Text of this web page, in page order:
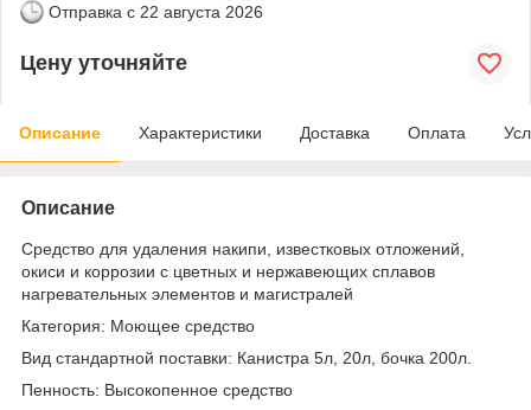
Отправка с 22 августа 2026
Цену уточняйте
Описание Характеристики Доставка Оплата
Описание
Средство для удаления накипи, известковых отложений,
окиси и коррозии с цветных и нержавеющих сплавов
нагревательных элементов и магистралей
Категория: Моющее средство
Вид стандартной поставки: Канистра 5л, 20л, бочка 200л.
Пенность: Высокопенное средство